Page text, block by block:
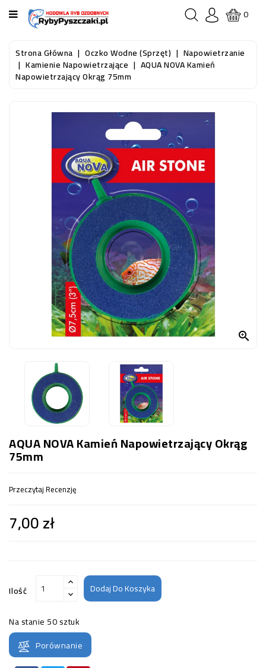
KATEGORIA
STRONA
GŁÓWNA
AKWARYSTYKA
KONTAKT
0
Strona Główna Oczko Wodne (sprzęt) Napowietrzanie
Kamienie Napowietrzające AQUA NOVA Kamień
Napowietrzający Okrąg 75mm

AQUA NOVA Kamień Napowietrzający Okrąg
75mm
Przeczytaj Recenzję
7,00 zł
Ilość Dodaj Do Koszyka
Na stanie 50 sztuk
Porównanie